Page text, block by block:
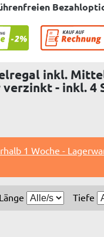
inkl.
- inkl. 4
1 Woche -
Länge Tiefe